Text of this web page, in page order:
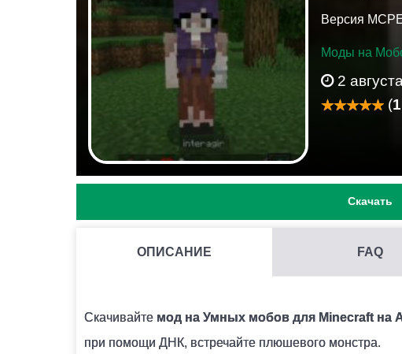
Версия
Моды на
2
(1
Скачать
ОПИСАНИЕ FAQ
Скачивайте мод на Умных мобов для Minecraft на
при помощи ДНК, встречайте плюшевого монстра.
лаунчера поддержку скриптов ModPE. Далее